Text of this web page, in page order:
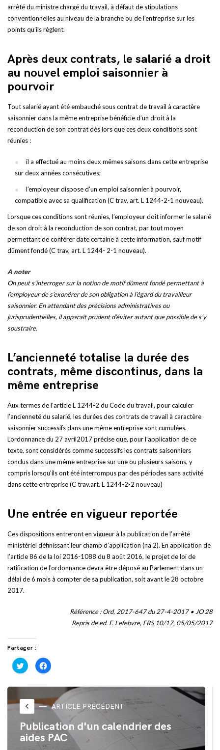
arrêté du ministre chargé du travail, à défaut de stipulations
conventionnelles au niveau de la branche ou de l’entreprise sur les
points qu’ils règlent.
Après deux contrats, le salarié a droit
au nouvel emploi saisonnier à
pourvoir
Tout salarié ayant été embauché sous contrat de travail à caractère
saisonnier dans la même entreprise bénéficie d’un droit à la
reconduction de son contrat dès lors que ces deux conditions sont
réunies :
il a effectué au moins deux mêmes saisons dans cette entreprise
sur deux années consécutives;
l’employeur dispose d’un emploi saisonnier à pourvoir,
compatible avec sa qualification (C trav, art. L 1244-2-1 nouveau).
Lorsque ces conditions sont réunies, l’employeur doit informer le salarié
de son droit à la reconduction de son contrat, par tout moyen
permettant de conférer date certaine à cette information, sauf motif
dûment fondé (C trav, art. L 1244- 2-1 nouveau).
A noter
On peut s’interroger sur la notion de motif dûment fondé permettant à
l’employeur de s’exonérer de son obligation à l’égard du travailleur
saisonnier. En attendant des précisions administratives ou
jurisprudentielles, il apparaît prudent d’éviter autant que possible de s’y
soustraire.
L’ancienneté totalise la durée des
contrats, même discontinus, dans la
même entreprise
Aux termes de l’article L 1244-2 du Code du travail, pour calculer
l’ancienneté du salarié, les durées des contrats de travail à caractère
saisonnier successifs dans une même entreprise sont cumulées.
L’ordonnance du 27 avril2017 précise que, pour l’application de ce
texte, sont considérés comme successifs les contrats saisonniers
conclus dans une même entreprise sur une ou plusieurs saisons, y
compris lorsqu’ils ont été interrompus par des périodes sans activité
dans cette entreprise (C trav.art. L 1244-2-2 nouveau)
Une entrée en vigueur reportée
Ces dispositions entreront en vigueur à la publication de l’arrêté
ministériel définissant leur champ d’application (na 2). En application de
l’article 86 de la loi 2016-1088 du 8 août 2016, le projet de loi de
ratification de l’ordonnance devra être déposé au Parlement dans un
délai de 6 mois à compter de sa publication, soit avant le 28 octobre
2017.
Référence : Ord, 2017-647 du 27-4-2017 • JO 28
Repris de ed. F. Lefebvre, FRS 10/17, 05/05/2017
Partager :
Cliquez
pour
partager
Twitter(ouvre
une
nouvelle
fenêtre)
Cliquez
pour
partager
Facebook(ouvre
une
nouvelle
fenêtre)
keyboard_arrow_left ARTICLE PRÉCÉDENT
Publication d'un calendrier des
aides PAC